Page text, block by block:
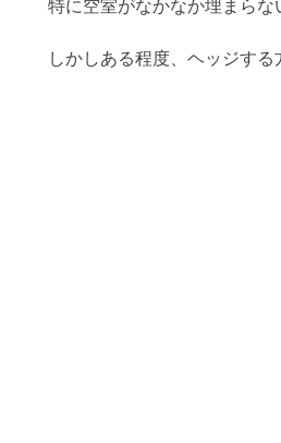
特に空室がなかなか埋まらな
しかしある程度、ヘッジする